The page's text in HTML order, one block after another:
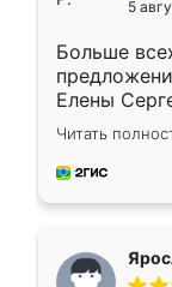
5
Больше
Елены
короткие
для
предложил
Читать